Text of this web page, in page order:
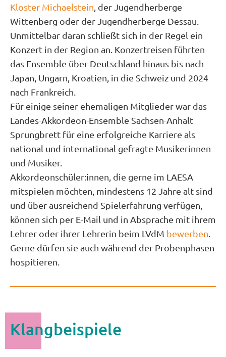
Kloster Michaelstein , der Jugendherberge
Wittenberg oder der Jugendherberge Dessau.
Unmittelbar daran schließt sich in der Regel ein
Konzert in der Region an. Konzertreisen führten
das Ensemble über Deutschland hinaus bis nach
Japan, Ungarn, Kroatien, in die Schweiz und 2024
nach Frankreich.
Für einige seiner ehemaligen Mitglieder war das
Landes-Akkordeon-Ensemble Sachsen-Anhalt
Sprungbrett für eine erfolgreiche Karriere als
national und international gefragte Musikerinnen
und Musiker.
Akkordeonschüler:innen, die gerne im LAESA
mitspielen möchten, mindestens 12 Jahre alt sind
und über ausreichend Spielerfahrung verfügen,
können sich per E-Mail und in Absprache mit ihrem
Lehrer oder ihrer Lehrerin beim LVdM bewerben
Gerne dürfen sie auch während der Probenphasen
hospitieren.
Klangbeispiele